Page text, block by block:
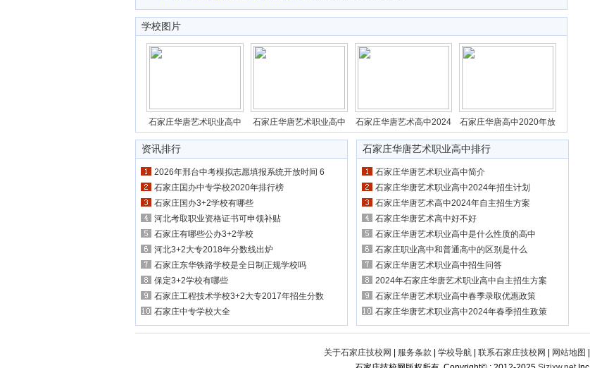
学校图片
石家庄华唐艺术职业高中 石家庄华唐艺术职业高中 石家庄华唐艺术高中2024 石家庄华唐高中2020年放
资讯排行
2026年邢台中考模拟志愿填报系统开放时间 6
石家庄国办中专学校2020年排行榜
石家庄国办3+2学校有哪些
河北考取职业资格证书可申领补贴
石家庄有哪些公办3+2学校
河北3+2大专2018年分数线出炉
石家庄东华铁路学校是全日制正规学校吗
保定3+2学校有哪些
石家庄工程技术学校3+2大专2017年招生分数
石家庄中专学校大全
石家庄华唐艺术职业高中排行
石家庄华唐艺术职业高中简介
石家庄华唐艺术职业高中2024年招生计划
石家庄华唐艺术高中2024年自主招生方案
石家庄华唐艺术高中好不好
石家庄华唐艺术职业高中是什么性质的高中
石家庄职业高中和普通高中的区别是什么
石家庄华唐艺术职业高中招生问答
2024年石家庄华唐艺术职业高中自主招生方案
石家庄华唐艺术职业高中春季录取优惠政策
石家庄华唐艺术职业高中2024年春季招生政策
关于石家庄技校网 服务条款 学校导航 联系石家庄技校网 网站地图